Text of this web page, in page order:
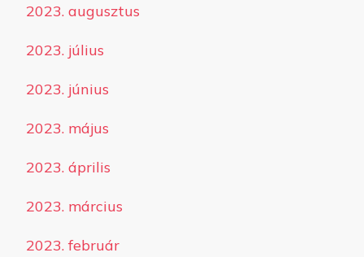
2023. augusztus
2023. július
2023. június
2023. május
2023. április
2023. március
2023. február